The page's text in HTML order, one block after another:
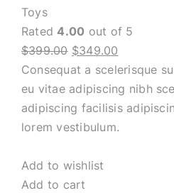
Toys
Rated4.00 out of 5
$399.00 $349.00
Consequat a scelerisque
eu vitae adipiscing nibh
adipiscing facilisis
lorem vestibulum.
Add to wishlist
Add to cart